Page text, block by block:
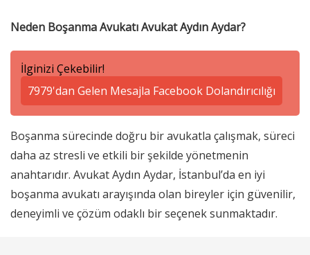
Neden Boşanma Avukatı Avukat Aydın Aydar?
İlginizi Çekebilir!
7979'dan Gelen Mesajla Facebook Dolandırıcılığı
Boşanma sürecinde doğru bir avukatla çalışmak, süreci
daha az stresli ve etkili bir şekilde yönetmenin
anahtarıdır. Avukat Aydın Aydar, İstanbul’da en iyi
boşanma avukatı arayışında olan bireyler için güvenilir,
deneyimli ve çözüm odaklı bir seçenek sunmaktadır.